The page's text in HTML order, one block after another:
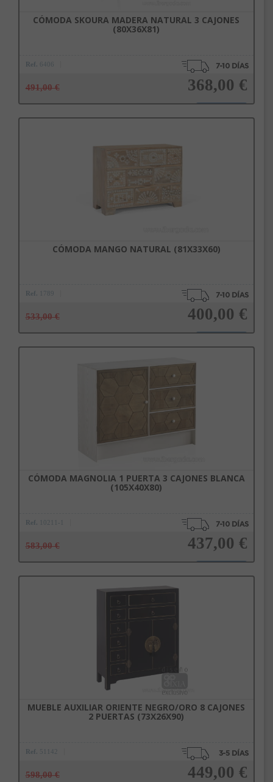
CÓMODA SKOURA MADERA NATURAL 3 CAJONES
(80X36X81)
Ref. 6406
491,00 € 368,00 €
CÓMODA MANGO NATURAL (81X33X60)
Ref. 1789
533,00 € 400,00 €
CÓMODA MAGNOLIA 1 PUERTA 3 CAJONES BLANCA
(105X40X80)
Ref. 10211-1
583,00 € 437,00 €
Añadir a la cesta
MUEBLE AUXILIAR ORIENTE NEGRO/ORO 8 CAJONES
2 PUERTAS (73X26X90)
Ref. 51142
598,00 € 449,00 €